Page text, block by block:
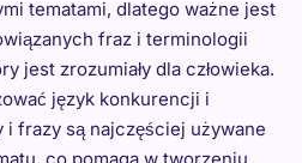
tematami, dlatego ważne jest
fraz i terminologii
jest zrozumiały dla człowieka.
język konkurencji i
frazy są najczęściej używane